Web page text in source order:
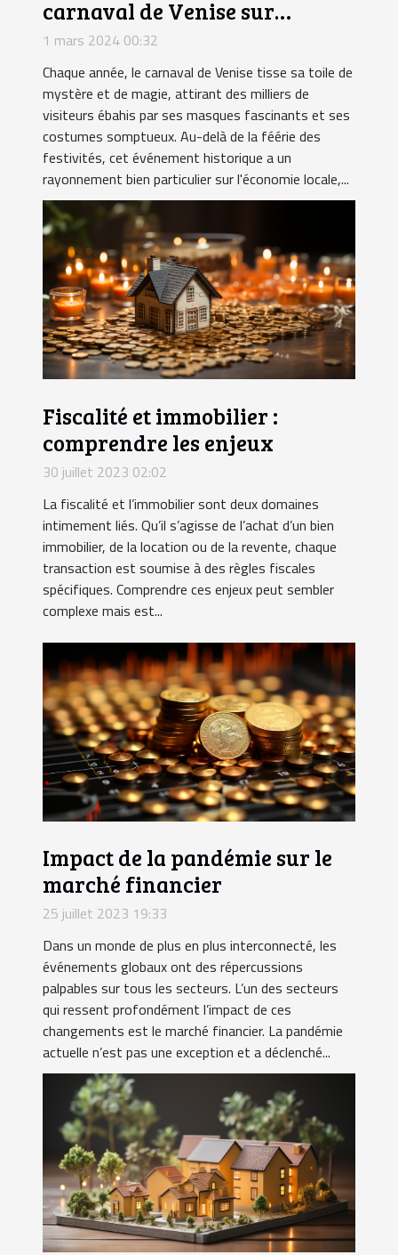
carnaval de Venise sur
l'artisanat local
1 mars 2024 00:32
Chaque année, le carnaval de Venise tisse sa toile de
mystère et de magie, attirant des milliers de
visiteurs ébahis par ses masques fascinants et ses
costumes somptueux. Au-delà de la féérie des
festivités, cet événement historique a un
rayonnement bien particulier sur l'économie locale,...
Fiscalité et immobilier :
comprendre les enjeux
30 juillet 2023 02:02
La fiscalité et l’immobilier sont deux domaines
intimement liés. Qu’il s’agisse de l’achat d’un bien
immobilier, de la location ou de la revente, chaque
transaction est soumise à des règles fiscales
spécifiques. Comprendre ces enjeux peut sembler
complexe mais est...
Impact de la pandémie sur le
marché financier
25 juillet 2023 19:33
Dans un monde de plus en plus interconnecté, les
événements globaux ont des répercussions
palpables sur tous les secteurs. L’un des secteurs
qui ressent profondément l’impact de ces
changements est le marché financier. La pandémie
actuelle n’est pas une exception et a déclenché...